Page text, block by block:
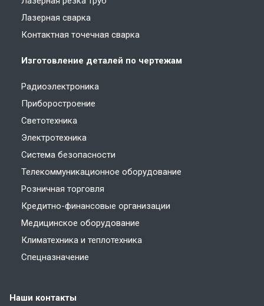
Лазерная сварка
Контактная точечная сварка
Изготовление деталей по чертежам
Радиоэлектроника
Приборостроение
Светотехника
Электротехника
Система безопасности
Телекоммуникационное оборудование
Розничная торговля
Кредитно-финансовые организации
Медицинское оборудование
Климатехника и теплотехника
Спецназначение
Наши контакты